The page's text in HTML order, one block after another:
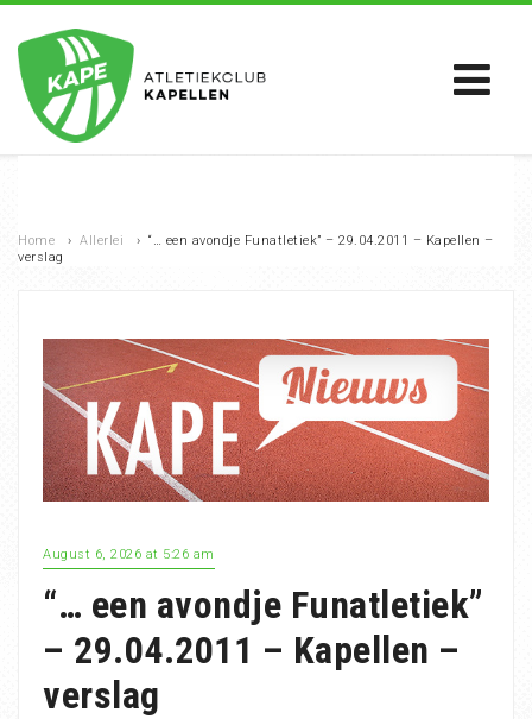
Home › Allerlei › “… een avondje Funatletiek” – 29.04.2011 – Kapellen –
verslag
August 6, 2026 at 5:26 am
“… een avondje Funatletiek”
– 29.04.2011 – Kapellen –
verslag